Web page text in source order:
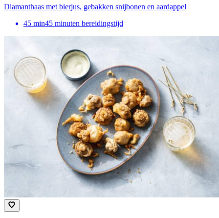
Diamanthaas met bierjus, gebakken snijbonen en aardappel
45 min45 minuten bereidingstijd